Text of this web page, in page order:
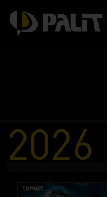
2026